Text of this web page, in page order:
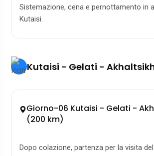
Sistemazione, cena e pernottamento in
Kutaisi.
Kutaisi - Gelati -
Giorno-06 Kutaisi - Gelati -
(200 km)
Dopo colazione, partenza per la visita